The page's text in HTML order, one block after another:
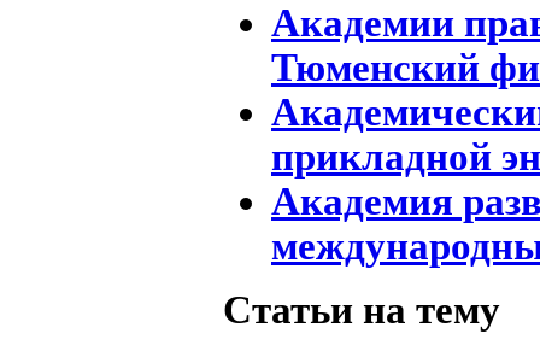
Академии
Тюменский
прикладной
Академия
Статьи на тему